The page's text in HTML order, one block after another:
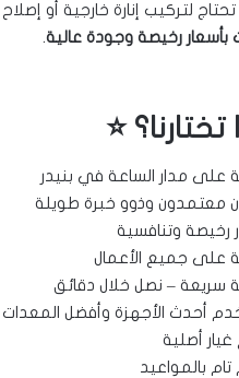
تحتاج لتركيب إنارة خارجية أو
بأسعار رخيصة وجودة عالية.
تختارنا؟ ⭐
مدار الساعة في بنيدر
معتمدون وذوو خبرة طويلة
رخيصة وتنافسية
على جميع الأعمال
– نصل خلال دقائق
أحدث الأجهزة وأفضل المعدات
أصلية
تام بالمواعيد